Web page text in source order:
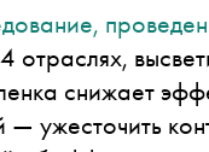
снижает
ужесточить